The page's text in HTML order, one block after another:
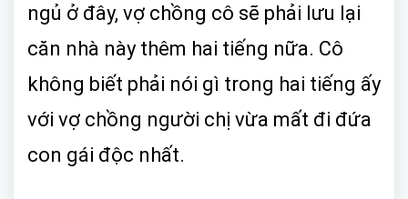
ngủ ở đây, vợ chồng cô sẽ phải lưu lại
căn nhà này thêm hai tiếng nữa. Cô
không biết phải nói gì trong hai tiếng ấy
với vợ chồng người chị vừa mất đi đứa
con gái độc nhất.